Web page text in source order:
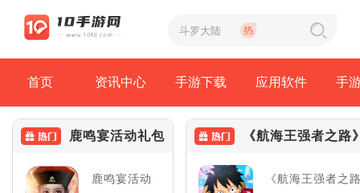
首页 资讯中心 手游下载 应用软件 手
鹿鸣宴活动礼包
鹿鸣宴活动
《航海王强者之路
《航海王强者之